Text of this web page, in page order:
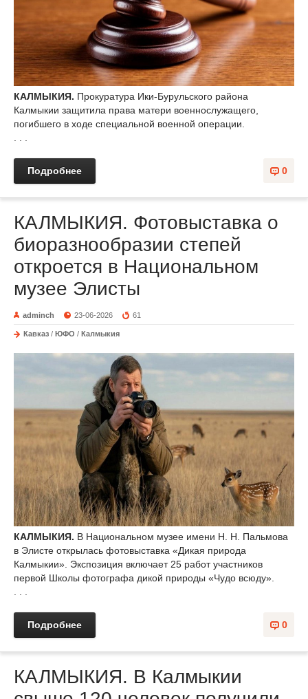
КАЛМЫКИЯ. Прокуратура Ики-Бурульского района
Калмыкии защитила права матери военнослужащего,
погибшего в ходе специальной военной операции.
. . .
0
Подробнее
КАЛМЫКИЯ. Фотовыставка о
биоразнообразии степей
откроется в Национальном
музее Элисты
adminch 23-06-2026 61
Кавказ / ЮФО / Калмыкия
КАЛМЫКИЯ. В Национальном музее имени Н. Н. Пальмова
в Элисте открылась фотовыставка «Дикая природа
Калмыкии». Экспозиция включает 25 работ участников
первой Школы фотографа дикой природы «Чудо всюду».
0
Подробнее
КАЛМЫКИЯ. В Калмыкии